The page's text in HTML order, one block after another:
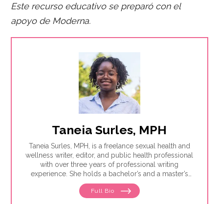
Este recurso educativo se preparó con el
apoyo deModerna.
Taneia Surles, MPH
Taneia Surles, MPH, is a freelance sexual health and
wellness writer, editor, and public health professional
with over three years of professional writing
experience. She holds a bachelor’s and a master’s
degree in public health from the University of
Alabama at Birmingham. She is a Delta Omega Public
Full Bio